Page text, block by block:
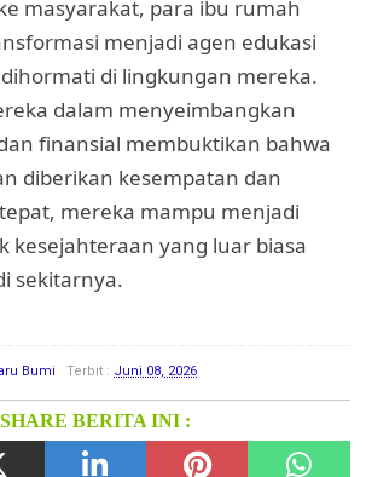
masyarakat, para ibu rumah
menjadi agen edukasi
di lingkungan mereka.
dalam menyeimbangkan
finansial membuktikan bahwa
diberikan kesempatan dan
mereka mampu menjadi
kesejahteraan yang luar biasa
sekitarnya.
Bumi Terbit : Juni 08, 2026
SHARE BERITA INI :